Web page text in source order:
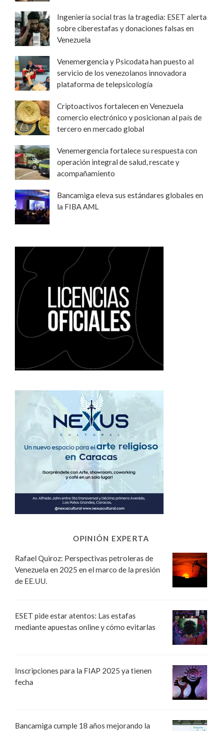
Ingeniería social tras la tragedia: ESET alerta
sobre ciberestafas y donaciones falsas en
Venezuela
Venemergencia y Psicodata han puesto al
servicio de los venezolanos innovadora
plataforma de telepsicología
Criptoactivos fortalecen en Venezuela
comercio electrónico y posicionan al país de
tercero en mercado global
Venemergencia fortalece su respuesta con
operación integral de salud, rescate y
acompañamiento
Bancamiga eleva sus estándares globales en
la FIBA AML
OPINIÓN EXPERTA
Rafael Quiroz: Perspectivas petroleras de
Venezuela en 2025 en el marco de la presión
de EE.UU.
ESET pide estar atentos: Las estafas
mediante apuestas online y cómo evitarlas
Inscripciones para la FIAP 2025 ya tienen
fecha
Bancamiga cumple 18 años mejorando la